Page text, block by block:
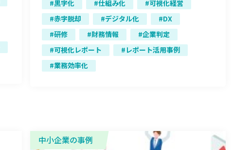
黒字化
仕組み化
可視化経営
赤字脱却
デジタル化
DX
研修
財務情報
企業判定
可視化レポート
レポート活用事例
業務効率化
中小企業の事例